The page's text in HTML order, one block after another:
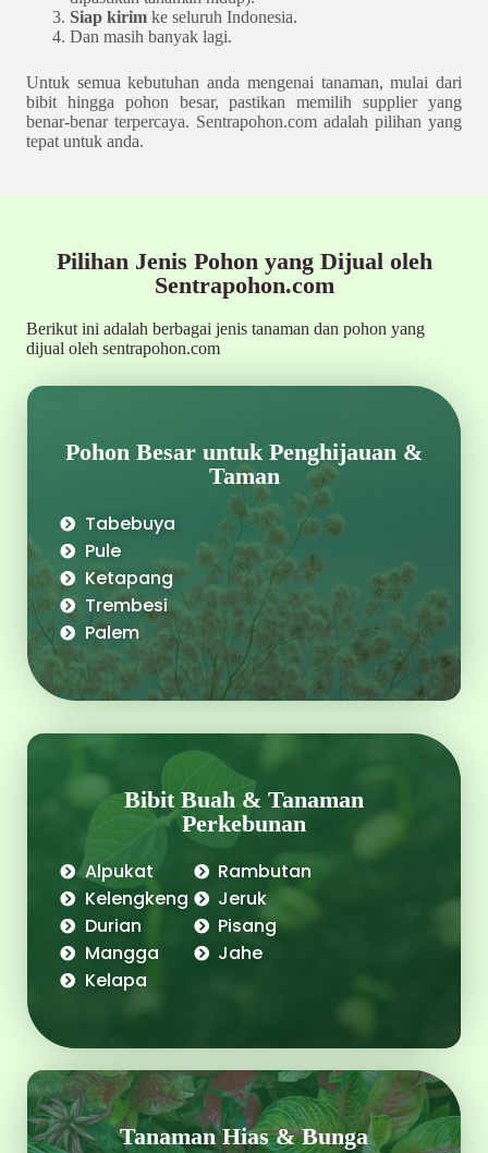
Siap kirim ke seluruh Indonesia.
Dan masih banyak lagi.
Untuk semua kebutuhan anda mengenai tanaman, mulai dari
bibit hingga pohon besar, pastikan memilih supplier yang
benar-benar terpercaya. Sentrapohon.com adalah pilihan yang
tepat untuk anda.
Pilihan Jenis Pohon yang Dijual oleh
Sentrapohon.com
Berikut ini adalah berbagai jenis tanaman dan pohon yang
dijual oleh sentrapohon.com
Pohon Besar untuk Penghijauan &
Taman
Tabebuya
Pule
Ketapang
Trembesi
Palem
Bibit Buah & Tanaman
Perkebunan​​
Alpukat
Kelengkeng
Durian
Mangga
Kelapa
Rambutan
Jeruk
Pisang
Jahe
Tanaman Hias & Bunga